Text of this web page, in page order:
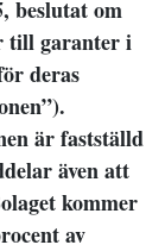
beslutat om
till garanter i
deras
är fastställd
även att
kommer
av